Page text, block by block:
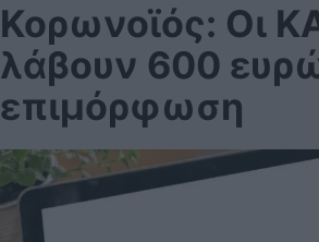
Κορωνοϊός: Οι
λάβουν 600
επιμόρφωση